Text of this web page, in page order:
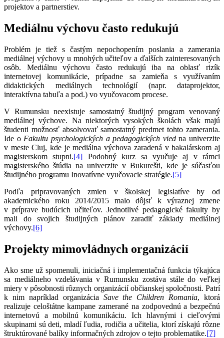
projektov a partnerstiev.
Mediálnu výchovu často redukujú
Problém je tiež s častým nepochopením poslania a zamerania
mediálnej výchovy u mnohých učiteľov a ďalších zainteresovaných
osôb. Mediálnu výchovu často redukujú iba na oblasť rizík
internetovej komunikácie, prípadne sa zamieňa s využívaním
didaktických mediálnych technológií (napr. dataprojektor,
interaktívna tabuľa a pod.) vo vyučovacom procese.
V Rumunsku neexistuje samostatný študijný program venovaný
mediálnej výchove. Na niektorých vysokých školách však majú
študenti možnosť absolvovať samostatný predmet tohto zamerania.
Ide o Fakultu psychologických a pedagogických viedna univerzite
v meste Cluj, kde je mediálna výchova zaradená v bakalárskom aj
magisterskom stupni.[4] Podobný kurz sa vyučuje aj v rámci
magisterského štúdia na univerzite v Bukurešti, kde je súčasťou
študijného programu Inovatívne vyučovacie stratégie.[5]
Podľa pripravovaných zmien v školskej legislatíve by od
akademického roku 2014/2015 malo dôjsť k výraznej zmene
v príprave budúcich učiteľov. Jednotlivé pedagogické fakulty by
mali do svojich študijných plánov zaradiť základy mediálnej
výchovy.[6]
Projekty mimovládnych organizácií
Ako sme už spomenuli, iniciačná i implementačná funkcia týkajúca
sa mediálneho vzdelávania v Rumunsku zostáva stále do veľkej
miery v pôsobnosti rôznych organizácií občianskej spoločnosti. Patrí
k nim napríklad organizácia Save the Children Romania, ktorá
realizuje celoštátne kampane zamerané na zodpovednú a bezpečnú
internetovú a mobilnú komunikáciu. Ich hlavnými i cieľovými
skupinami sú deti, mladí ľudia, rodičia a učitelia, ktorí získajú rôzne
štruktúrované balíky informačných zdrojov o tejto problematike.[7]